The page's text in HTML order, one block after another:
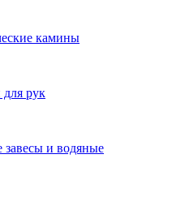
камины
рук
завесы и водяные